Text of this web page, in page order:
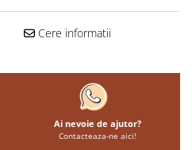
Cere informatii
Ai nevoie de ajutor?
Contacteaza-ne aici!